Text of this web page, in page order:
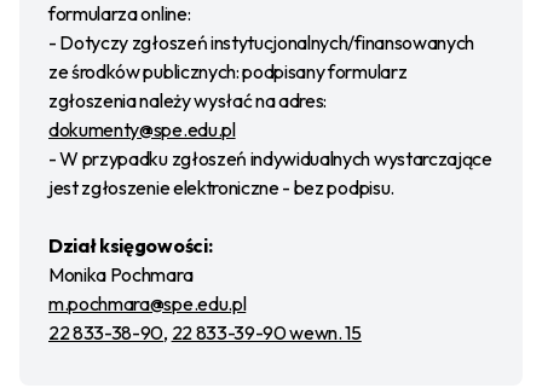
formularza online:
- Dotyczy zgłoszeń instytucjonalnych/finansowanych
ze środków publicznych: podpisany formularz
zgłoszenia należy wysłać na adres:
dokumenty@spe.edu.pl
- W przypadku zgłoszeń indywidualnych wystarczające
jest zgłoszenie elektroniczne - bez podpisu.
Dział księgowości:
Monika Pochmara
m.pochmara@spe.edu.pl
22 833-38-90, 22 833-39-90 wewn. 15